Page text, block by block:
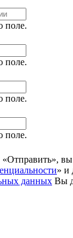
поле.
поле.
поле.
поле.
вы
» и
данных Вы